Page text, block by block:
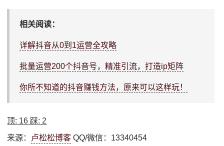
相关阅读：
详解抖音从0到1运营全攻略
批量运营200个抖音号，精准引流，打造ip矩阵
你所不知道的抖音赚钱方法，原来可以这样玩！
顶: 16 踩: 2
来源： 卢松松博客 QQ/微信：13340454